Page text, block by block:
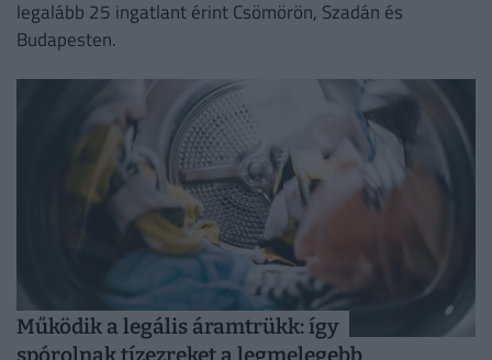
legalább 25 ingatlant érint Csömörön, Szadán és
Budapesten.
Működik a legális áramtrükk: így
spórolnak tízezreket a legmelegebb